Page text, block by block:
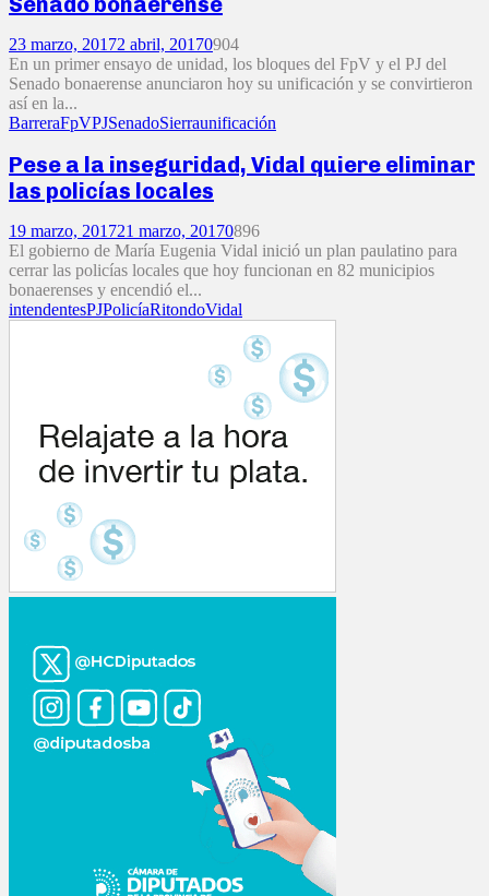
23 marzo, 20172 abril, 20170904
En un primer ensayo de unidad, los bloques del FpV y el PJ del
Senado bonaerense anunciaron hoy su unificación y se convirtieron
así en la...
BarreraFpVPJSenadoSierraunificación
Pese a la inseguridad, Vidal quiere eliminar
las policías locales
19 marzo, 201721 marzo, 20170896
El gobierno de María Eugenia Vidal inició un plan paulatino para
cerrar las policías locales que hoy funcionan en 82 municipios
bonaerenses y encendió el...
intendentesPJPolicíaRitondoVidal